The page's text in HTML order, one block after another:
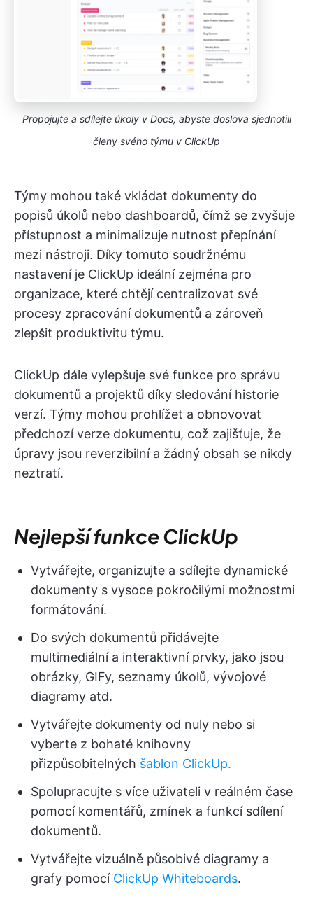
Propojujte a sdílejte úkoly v Docs, abyste doslova sjednotili
členy svého týmu v ClickUp
Týmy mohou také vkládat dokumenty do
popisů úkolů nebo dashboardů, čímž se zvyšuje
přístupnost a minimalizuje nutnost přepínání
mezi nástroji. Díky tomuto soudržnému
nastavení je ClickUp ideální zejména pro
organizace, které chtějí centralizovat své
procesy zpracování dokumentů a zároveň
zlepšit produktivitu týmu.
ClickUp dále vylepšuje své funkce pro správu
dokumentů a projektů díky sledování historie
verzí. Týmy mohou prohlížet a obnovovat
předchozí verze dokumentu, což zajišťuje, že
úpravy jsou reverzibilní a žádný obsah se nikdy
neztratí.
Nejlepší funkce ClickUp
Vytvářejte, organizujte a sdílejte dynamické
dokumenty s vysoce pokročilými možnostmi
formátování.
Do svých dokumentů přidávejte
multimediální a interaktivní prvky, jako jsou
obrázky, GIFy, seznamy úkolů, vývojové
diagramy atd.
Vytvářejte dokumenty od nuly nebo si
vyberte z bohaté knihovny
přizpůsobitelných šablon ClickUp.
Spolupracujte s více uživateli v reálném čase
pomocí komentářů, zmínek a funkcí sdílení
dokumentů.
Vytvářejte vizuálně působivé diagramy a
grafy pomocí ClickUp Whiteboards.